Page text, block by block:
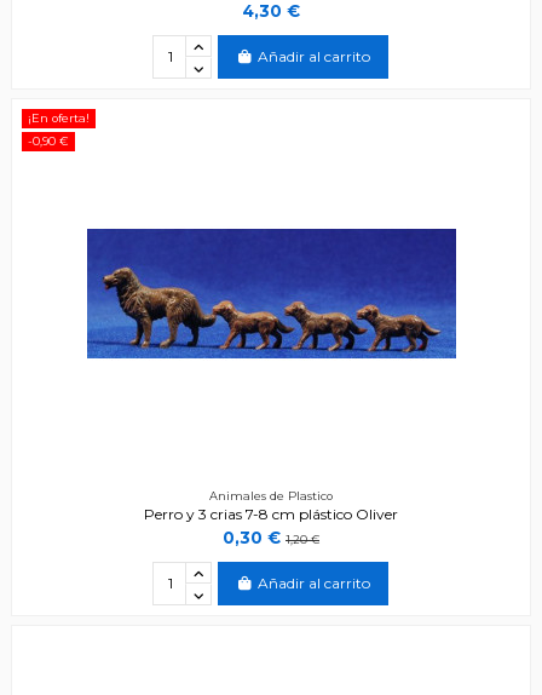
4,30 €
Añadir al carrito
¡En oferta!
-0,90 €
Animales de Plastico
Perro y 3 crias 7-8 cm plástico Oliver
0,30 € 1,20 €
Añadir al carrito